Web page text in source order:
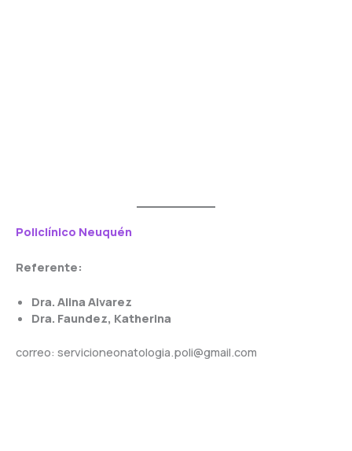
Policlínico Neuquén
Referente:
Dra. Alina Alvarez
Dra. Faundez, Katherina
correo: servicioneonatologia.poli@gmail.com